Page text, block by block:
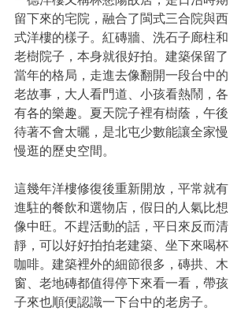
留下來的宅院，融合了閩式三合院與西
式洋樓的樣子。紅磚牆、洗石子廊柱和
老樹院子，本身就很好拍。建築保留了
當年的格局，走進去像翻開一段台中的
老故事，大人看門道、小孩看熱鬧，各
有各的樂趣。夏天院子裡有樹蔭，午後
待著不會太曬，是北屯少數能讓全家慢
慢逛的歷史空間。
這幾年洋樓修復後重新開放，平常就有
進駐的餐飲和選物店，假日的人氣比想
像中旺。不趕活動的話，平日來反而清
靜，可以好好拍拍老建築、坐下來喝杯
咖啡。建築裡外的細節很多，磚拱、木
窗、老地磚都值得停下來看一看，帶孩
子來也順便認識一下台中的老房子。